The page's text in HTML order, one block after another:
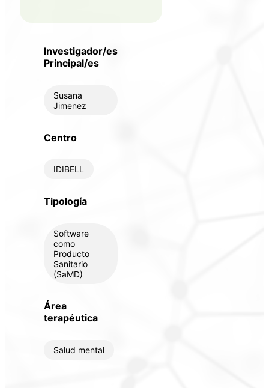
Investigador/es
Principal/es
Susana
Jimenez
Centro
IDIBELL
Tipología
Software
como
Producto
Sanitario
(SaMD)
Área
terapéutica
Salud mental